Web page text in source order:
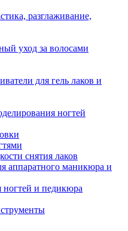
разглаживание,
уход за волосами
для гель лаков и
ногтей
снятия лаков
аппаратного маникюра и
и педикюра